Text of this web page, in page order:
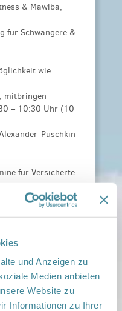
und Anzeigen zu
Medien anbieten
Website zu
Informationen zu Ihrer
& Mawiba,
für Schwangere &
wie
mitbringen
– 10:30 Uhr (10
Puschkin-
für Versicherte
Kinder*, für
NGK oder IKK
0151